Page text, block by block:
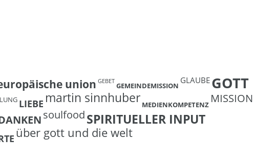
union GEBET GEMEINDEMISSION
GLAUBE GOTT
LIEBE martin sinnhuber MEDIENKOMPETENZ MISSION
soulfoodSPIRITUELLER INPUT
über gott und die welt